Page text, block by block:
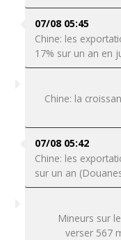
07/08 05:45
Chine: les
17% sur un an en
Chine: la
07/08 05:42
Chine: les
sur un an
Mineurs sur
verser 567